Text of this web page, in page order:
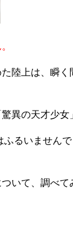
陸上は、瞬く
異の天才少女
るいません
いて、調べて